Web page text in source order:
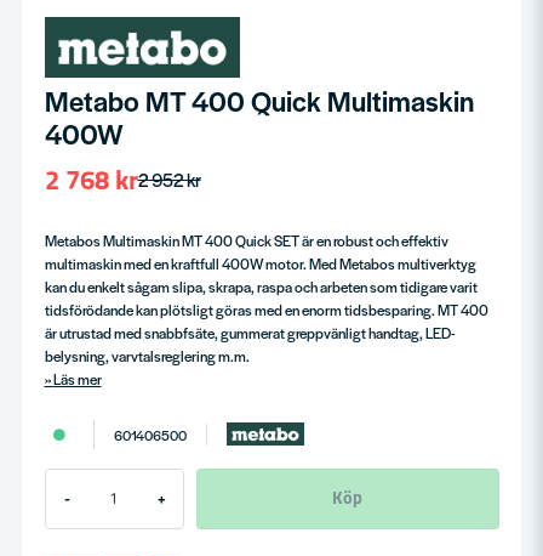
Metabo MT 400 Quick Multimaskin
400W
2 952 kr
2 768 kr
Metabos Multimaskin MT 400 Quick SET är en robust och effektiv
multimaskin med en kraftfull 400W motor. Med Metabos multiverktyg
kan du enkelt sågam slipa, skrapa, raspa och arbeten som tidigare varit
tidsförödande kan plötsligt göras med en enorm tidsbesparing. MT 400
är utrustad med snabbfsäte, gummerat greppvänligt handtag, LED-
belysning, varvtalsreglering m.m.
Läs mer
601406500
- + Köp